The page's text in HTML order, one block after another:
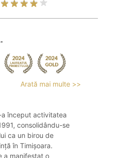
Arată mai multe >>
a început activitatea
consolidându-se
ca un birou de
în Timișoara.
a manifestat o